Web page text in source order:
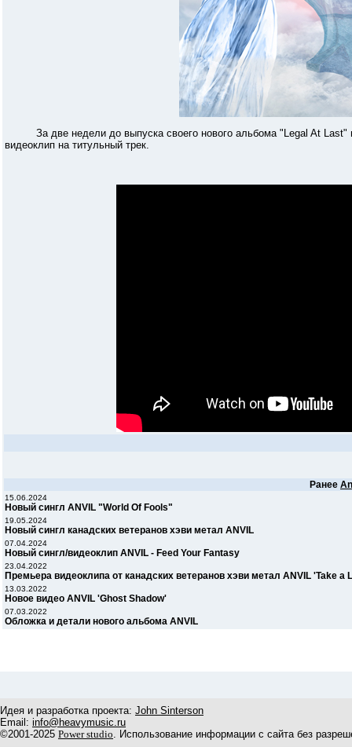
За две недели до выпуска своего нового альбома "Legal At Last"
видеоклип на титульный трек.
Ранее
15.06.2024
Новый сингл ANVIL "World Of Fools"
19.05.2024
Новый сингл канадских ветеранов хэви метал ANVIL
07.04.2024
Новый сингл/видеоклип ANVIL - Feed Your Fantasy
23.04.2022
Премьера видеоклипа от канадских ветеранов хэви метал ANVIL 'Take a
13.03.2022
Новое видео ANVIL 'Ghost Shadow'
07.03.2022
Обложка и детали нового альбома ANVIL
Идея и разработка проекта: John Sinterson
Email: info@heavymusic.ru
©2001-2025 Power studio. Использование информации с сайта без